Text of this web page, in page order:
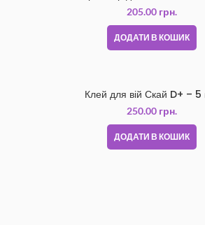
205.00 грн.
ДОДАТИ В КОШИК
Клей для вій Скай D+ –
250.00 грн.
ДОДАТИ В КОШИК